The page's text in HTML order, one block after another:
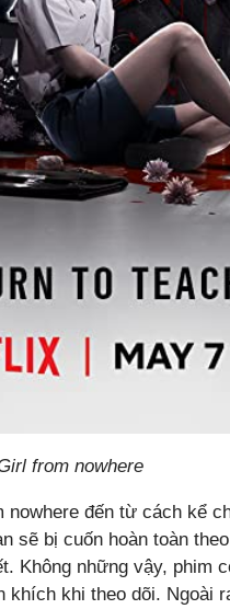
from nowhere
đến từ cách kể
sẽ bị cuốn hoàn toàn
Không những vậy, phim
khi theo dõi. Ngoài